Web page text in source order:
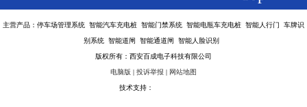
主营产品：停车场管理系统 智能汽车充电桩 智能门禁系统 智能电瓶车充电桩 智能人行门 车牌识
别系统 智能道闸 智能通道闸 智能人脸识别
版权所有：西安百成电子科技有限公司
电脑版 投诉举报 网站地图
技术支持：